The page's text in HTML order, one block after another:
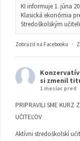
KI informuje 1. júna
Klasická ekonómia
Stredoškolským
Zobraziť na Facebooku ·
si zmenil
1 mesiac pred
PRIPRAVILI SME KURZ
UČITEĽOV
Aktívni stredoškolskí